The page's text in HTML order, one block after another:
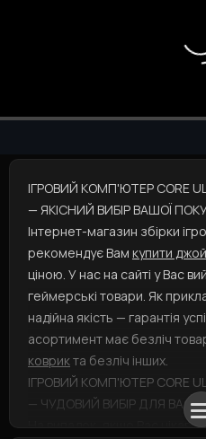
ІГРОВИЙ КОМП'ЮТЕР CORE
— ЯКІСНИЙ ВИБІР ВАШОЇ
Інтернет-магазин збірки
рекомендує Вам купити
ціною. У нас на сайті у Вас
геймерські товари. Як
надійна якість — гарантія
асортимент має безліч
коврикта безліч інших.
ІГРОВИЙ КОМП'ЮТЕР CORE
— ЧУДОВИЙ ВИБІР ДЛЯ ВАС
На випадок, якщо Вас